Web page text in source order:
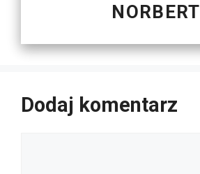
NORBERT
Dodaj komentarz